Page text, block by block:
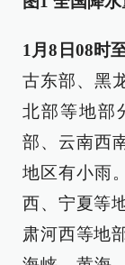
1月8日08时
古东部、黑
北部等地部
部、云南西
地区有小雨
西、宁夏等
肃河西等地